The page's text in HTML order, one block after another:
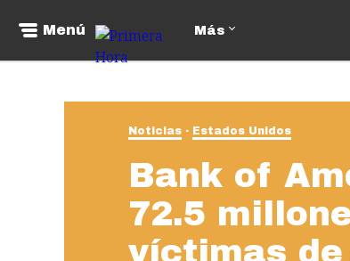
Menú Más
Noticias Estados Unidos
Bank of
72.5
víctimas